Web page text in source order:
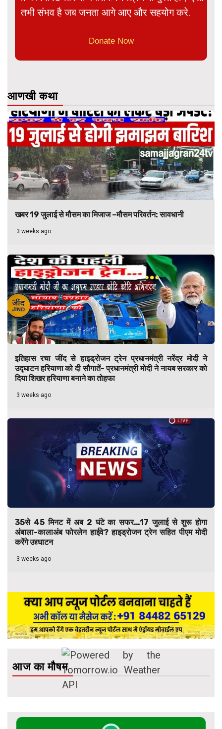
तभी संभव है जब जनता आगे आए और सहयोग करे.
Donate Now
आणखी कथा
खबर 19 जुलाई से मौसम का मिजाज –मौसम परिवर्तन: सावधानी
3 weeks ago
इतिहास रचा जींद से हाइड्रोजन ट्रेन प्रधानमंत्री नरेंद्र मोदी ने
उद्घाटन हरियाणा को दी सौगातें- प्रधानमंत्री मोदी ने नायब सरकार को
दिया शिखर हरियाणा बनाने का तोहफा
3 weeks ago
35से 45 मिनट में अब 2 घंटे का सफर…17 जुलाई से शुरू होगा
अंबाला-कालाअंब फोरलेन हाईवे? हाइड्रोजन ट्रेन सहित पीएम मोदी
करेंगे उद्द्घाटन
3 weeks ago
आज का मौषम